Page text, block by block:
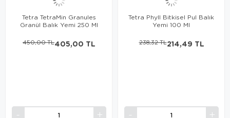
Tetra TetraMin Granules
Granül Balık Yemi 250 Ml
405,00 TL
450,00 TL
Tetra Phyll Bitkisel Pul Balık
Yemi 100 Ml
214,49 TL
238,32 TL